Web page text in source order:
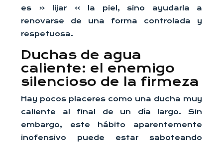
es « lijar » la piel, sino ayudarla a
renovarse de una forma controlada y
respetuosa.
Duchas de agua
caliente: el enemigo
silencioso de la firmeza
Hay pocos placeres como una ducha muy
caliente al final de un día largo. Sin
embargo, este hábito aparentemente
inofensivo puede estar saboteando